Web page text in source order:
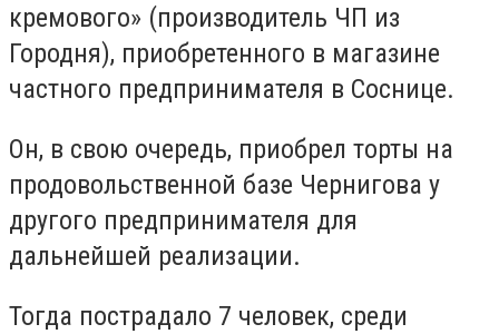
кремового» ​​(производитель ЧП из
Городня), приобретенного в магазине
частного предпринимателя в Соснице.
Он, в свою очередь, приобрел торты на
продовольственной базе Чернигова у
другого предпринимателя для
дальнейшей реализации.
Тогда пострадало 7 человек, среди